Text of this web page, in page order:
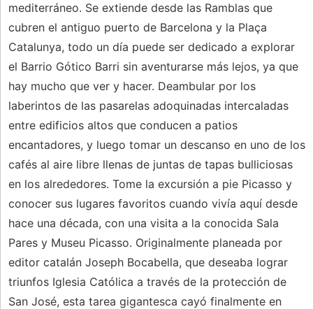
mediterráneo. Se extiende desde las Ramblas que
cubren el antiguo puerto de Barcelona y la Plaça
Catalunya, todo un día puede ser dedicado a explorar
el Barrio Gótico Barri sin aventurarse más lejos, ya que
hay mucho que ver y hacer. Deambular por los
laberintos de las pasarelas adoquinadas intercaladas
entre edificios altos que conducen a patios
encantadores, y luego tomar un descanso en uno de los
cafés al aire libre llenas de juntas de tapas bulliciosas
en los alrededores. Tome la excursión a pie Picasso y
conocer sus lugares favoritos cuando vivía aquí desde
hace una década, con una visita a la conocida Sala
Pares y Museu Picasso. Originalmente planeada por
editor catalán Joseph Bocabella, que deseaba lograr
triunfos Iglesia Católica a través de la protección de
San José, esta tarea gigantesca cayó finalmente en